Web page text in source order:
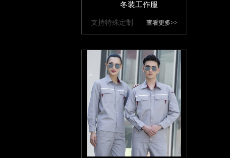
冬装工作服
支持特殊定制 查看更多>>